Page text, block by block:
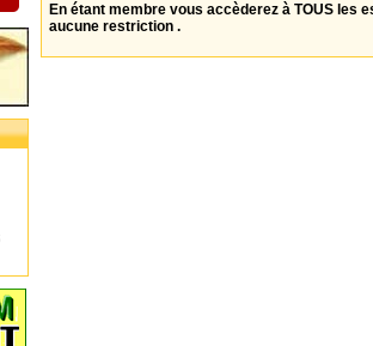
En étant membre vous accèderez à TOUS les
aucune restriction .